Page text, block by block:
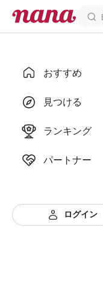
おすすめ
見つける
ランキング
パートナー
ログイン